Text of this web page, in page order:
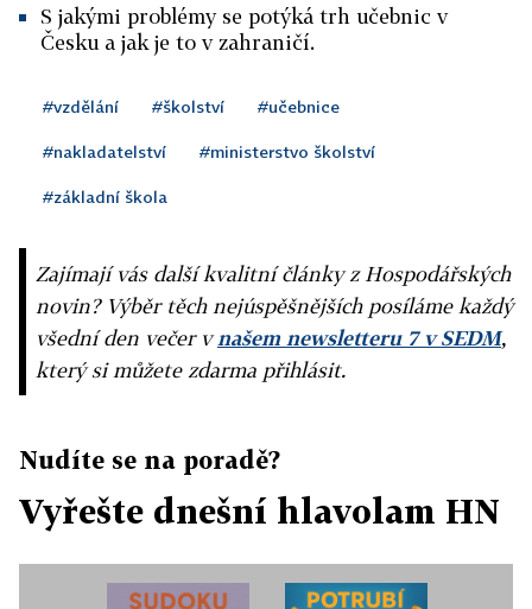
S jakými problémy se potýká trh učebnic v
Česku a jak je to v zahraničí.
#vzdělání #školství #učebnice
#nakladatelství #ministerstvo školství
#základní škola
Zajímají vás další kvalitní články z Hospodářských
novin? Výběr těch nejúspěšnějších posíláme každý
všední den večer vnašem newsletteru 7 v SEDM,
který si můžete zdarma přihlásit.
Nudíte se na poradě?
Vyřešte dnešní hlavolam HN